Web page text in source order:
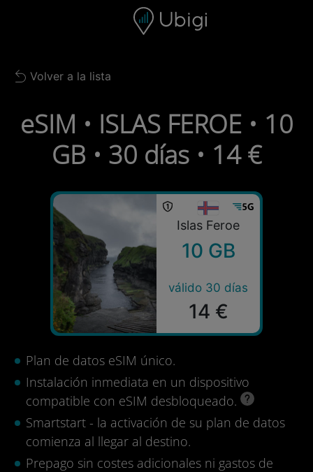
Barra de navegación
Back to list
Volver a la lista
eSIM • ISLAS FEROE • 10
GB • 30 días • 14 €
Islas Feroe
10 GB
válido 30 días
14 €
Plan de datos eSIM único.
Instalación inmediata en un dispositivo
compatible con eSIM desbloqueado.
Smartstart - la activación de su plan de datos
comienza al llegar al destino.
Prepago sin costes adicionales ni gastos de